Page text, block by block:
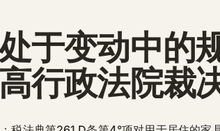
于变动中的
行政法院裁